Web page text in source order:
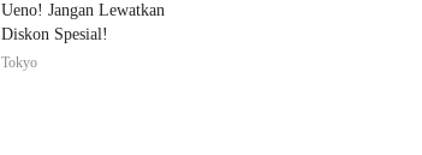
Ueno! Jangan Lewatkan
Diskon Spesial!
Tokyo